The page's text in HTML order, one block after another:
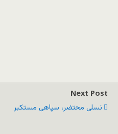
Next Post
نسلی محتضر، سپاهی مستکبر